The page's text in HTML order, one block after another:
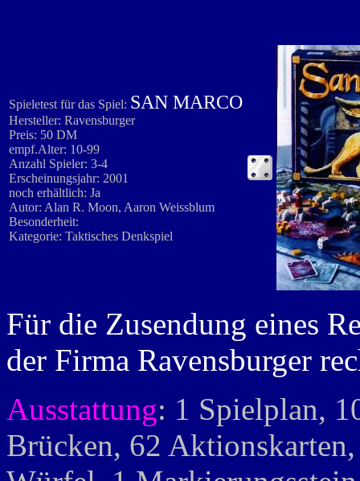
Spieletest für das Spiel: SAN MARCO
Hersteller: Ravensburger
Preis: 50 DM
empf.Alter: 10-99
Anzahl Spieler: 3-4
Erscheinungsjahr: 2001
noch erhältlich: Ja
Autor: Alan R. Moon, Aaron Weissblum
Besonderheit:
Kategorie: Taktisches Denkspiel
Für die Zusendung eines
der Firma Ravensburger
Ausstattung: 1 Spielplan,
Brücken, 62